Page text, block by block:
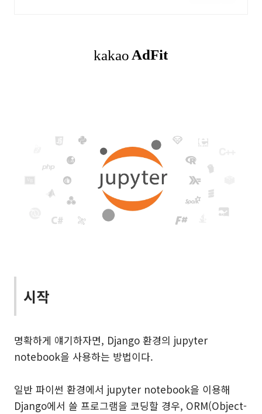
시작
명확하게 얘기하자면, Django 환경의 jupyter
notebook을 사용하는 방법이다.
일반 파이썬 환경에서 jupyter notebook을 이용해
Django에서 쓸 프로그램을 코딩할 경우, ORM(Object-